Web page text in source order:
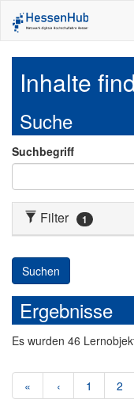
Inhalte
Suche
Suchbegriff
Filter 1
Suchen
Ergebnisse
Es wurden 46
« ‹ 1 2